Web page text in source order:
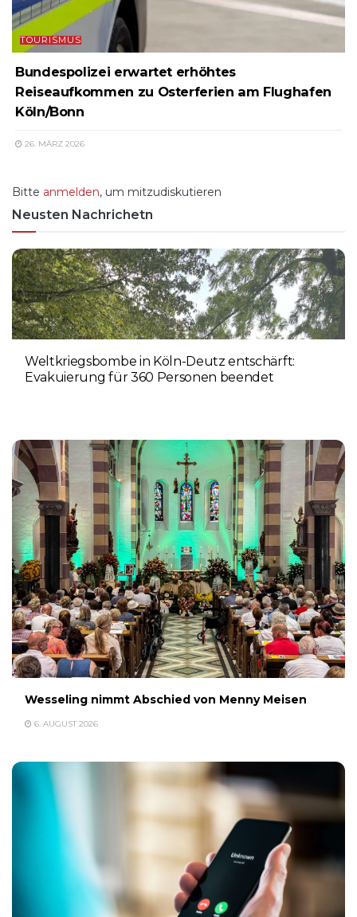
TOURISMUS
Bundespolizei erwartet erhöhtes
Reiseaufkommen zu Osterferien am Flughafen
Köln/Bonn
26. MÄRZ 2026
Bitte anmelden, um mitzudiskutieren
Neusten Nachrichetn
Weltkriegsbombe in Köln-Deutz entschärft:
Evakuierung für 360 Personen beendet
Wesseling nimmt Abschied von Menny Meisen
6. AUGUST 2026